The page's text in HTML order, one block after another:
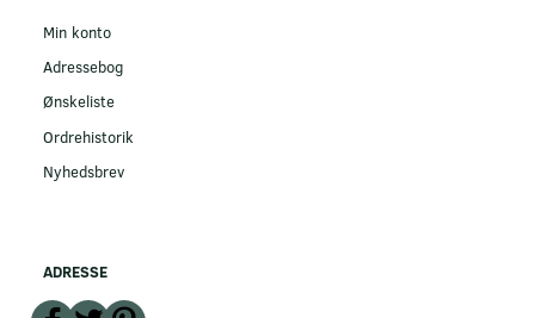
Min konto
Adressebog
Ønskeliste
Ordrehistorik
Nyhedsbrev
ADRESSE